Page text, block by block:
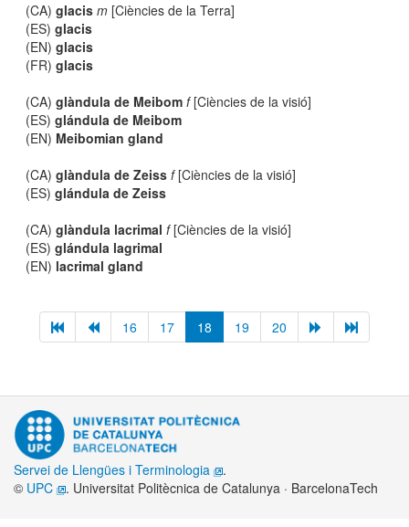
(CA)glacis m [Ciències de la Terra]
(ES)glacis
(EN)glacis
(FR)glacis
(CA)glàndula de Meibom f[Ciències de la visió]
(ES)glándula de Meibom
(EN) Meibomian gland
(CA)glàndula de Zeiss f[Ciències de la visió]
(ES)glándula de Zeiss
(CA)glàndula lacrimal f[Ciències de la visió]
(ES)glándula lagrimal
(EN) lacrimal gland
16 17 18 19 20
Servei de Llengües i Terminologia
.
© UPC . Universitat Politècnica de Catalunya · BarcelonaTech